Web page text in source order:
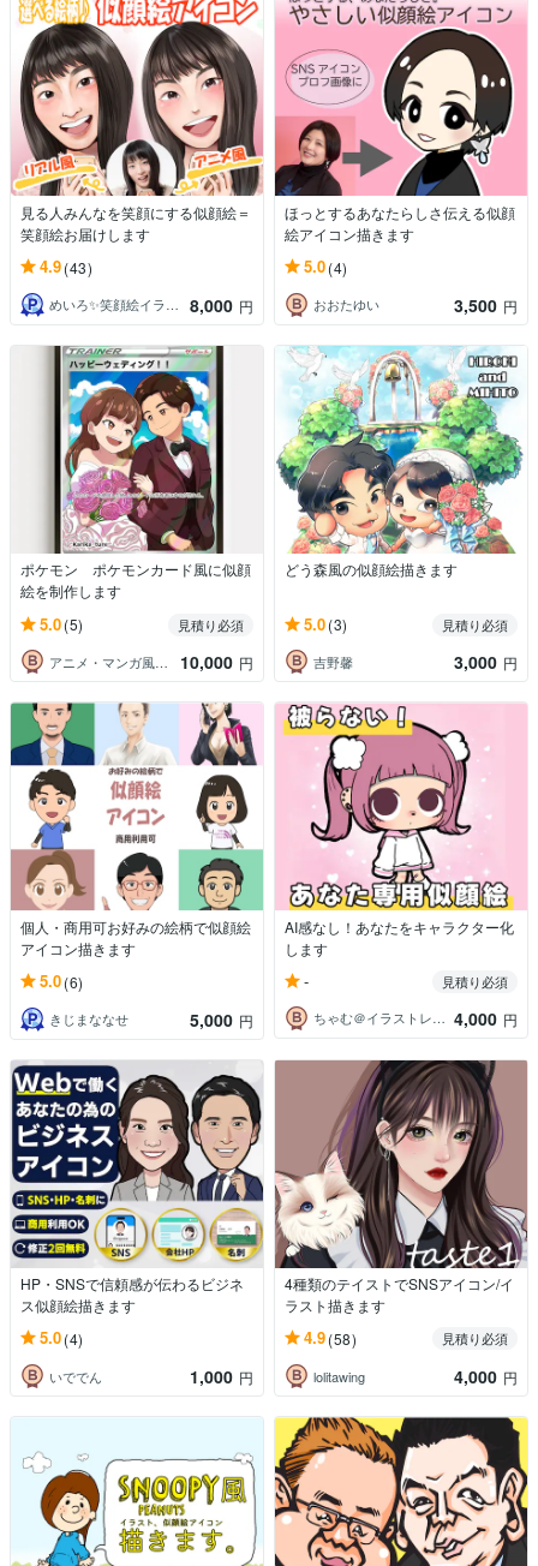
見る人みんなを笑顔にする似顔絵＝
笑顔絵お届けします
4.9(43)
めいろ✨笑顔絵イラストレーター 8,000 円
ほっとするあなたらしさ伝える似顔
絵アイコン描きます
5.0(4)
おおたゆい 3,500 円
ポケモン ポケモンカード風に似顔
絵を制作します
5.0(5)
見積り必須
アニメ・マンガ風 似顔絵
10,000 円
どう森風の似顔絵描きます
5.0(3)
見積り必須
吉野馨
3,000 円
個人・商用可お好みの絵柄で似顔絵
アイコン描きます
5.0(6)
きじまななせ 5,000 円
AI感なし！あなたをキャラクター化
します
-
見積り必須
ちゃむ＠イラストレーター
4,000 円
HP・SNSで信頼感が伝わるビジネ
ス似顔絵描きます
5.0(4)
いででん 1,000 円
4種類のテイストでSNSアイコン/イ
ラスト描きます
4.9(58)
見積り必須
lolitawing
4,000 円